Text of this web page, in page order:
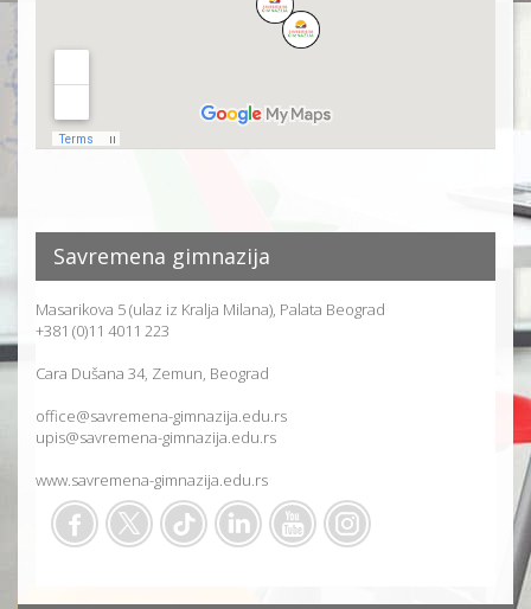
Savremena gimnazija
Masarikova 5 (ulaz iz Kralja Milana), Palata Beograd
+381 (0)11 4011 223
Cara Dušana 34, Zemun, Beograd
office@savremena-gimnazija.edu.rs
upis@savremena-gimnazija.edu.rs
www.savremena-gimnazija.edu.rs